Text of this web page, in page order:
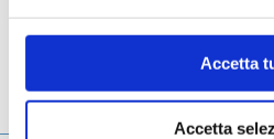
Accetta
Accetta
Ponti